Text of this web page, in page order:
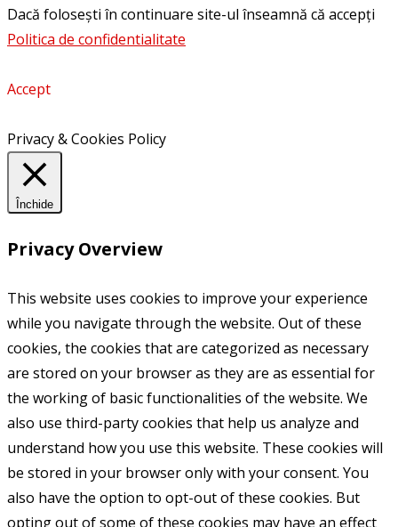
Dacă folosești în continuare site-ul înseamnă că accepți
Politica de confidentialitate
Accept
Privacy & Cookies Policy
Închide
Privacy Overview
This website uses cookies to improve your experience
while you navigate through the website. Out of these
cookies, the cookies that are categorized as necessary
are stored on your browser as they are as essential for
the working of basic functionalities of the website. We
also use third-party cookies that help us analyze and
understand how you use this website. These cookies will
be stored in your browser only with your consent. You
also have the option to opt-out of these cookies. But
opting out of some of these cookies may have an effect